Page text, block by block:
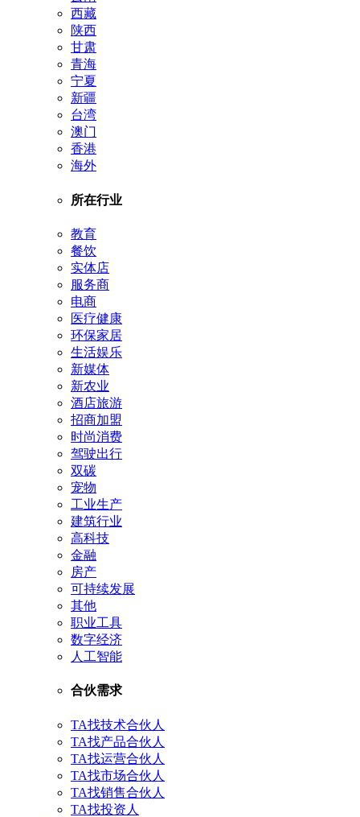
西藏
陕西
甘肃
青海
宁夏
新疆
台湾
澳门
香港
海外
所在行业
教育
餐饮
实体店
服务商
电商
医疗健康
环保家居
生活娱乐
新媒体
新农业
酒店旅游
招商加盟
时尚消费
驾驶出行
双碳
宠物
工业生产
建筑行业
高科技
金融
房产
可持续发展
其他
职业工具
数字经济
人工智能
合伙需求
TA找技术合伙人
TA找产品合伙人
TA找运营合伙人
TA找市场合伙人
TA找销售合伙人
TA找投资人